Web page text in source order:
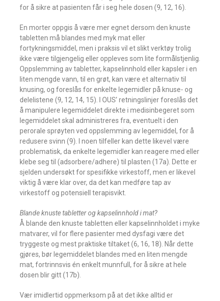
for å sikre at pasienten får i seg hele dosen (9, 12, 16).
En morter oppgis å være mer egnet dersom den knuste
tabletten må blandes med myk mat eller
fortykningsmiddel, men i praksis vil et slikt verktøy trolig
ikke være tilgjengelig eller oppleves som lite formålstjenlig.
Oppslemming av tabletter, kapselinnhold eller kapsler i en
liten mengde vann, til en grøt, kan være et alternativ til
knusing, og foreslås for enkelte legemidler på knuse- og
delelistene (9, 12, 14, 15). I OUS’ retningslinjer foreslås det
å manipulere legemiddelet direkte i medisinbegeret som
legemiddelet skal administreres fra, eventuelt i den
perorale sprøyten ved oppslemming av legemiddel, for å
redusere svinn (9). I noen tilfeller kan dette likevel være
problematisk, da enkelte legemidler kan reagere med eller
klebe seg til (adsorbere/adhere) til plasten (17a). Dette er
sjelden undersøkt for spesifikke virkestoff, men er likevel
viktig å være klar over, da det kan medføre tap av
virkestoff og potensiell terapisvikt.
Blande knuste tabletter og kapselinnhold i mat?
Å blande den knuste tabletten eller kapselinnholdet i myke
matvarer, vil for flere pasienter med dysfagi være det
tryggeste og mest praktiske tiltaket (6, 16, 18). Når dette
gjøres, bør legemiddelet blandes med en liten mengde
mat, fortrinnsvis én enkelt munnfull, for å sikre at hele
dosen blir gitt (17b).
Vær imidlertid oppmerksom på at det ikke alltid er